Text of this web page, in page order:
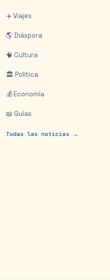
✈️ Viajes
🌎 Diáspora
🧠 Cultura
🏛️ Política
💰 Economía
📖 Guías
Todas las noticias →